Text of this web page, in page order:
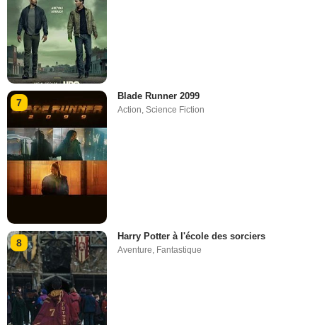
7
Blade Runner 2099
Action ,Science Fiction
8
Harry Potter à l'école des sorciers
Aventure, Fantastique